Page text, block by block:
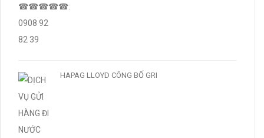
HAPAG LLOYD CÔNG BỐ GRI